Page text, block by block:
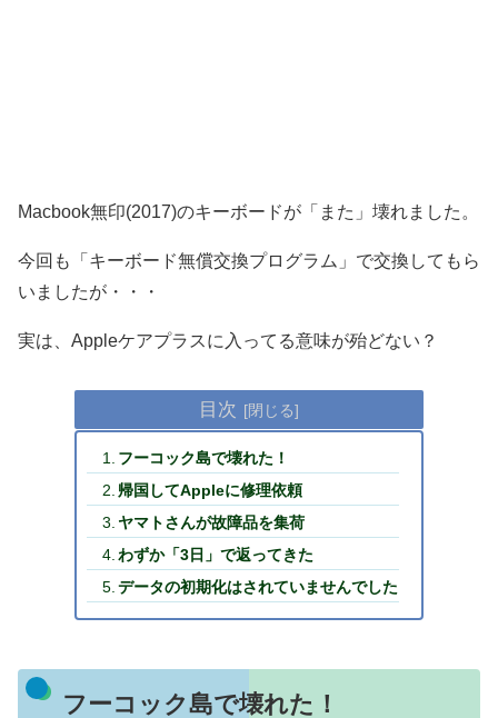
Macbook無印(2017)のキーボードが「また」壊れました。
今回も「キーボード無償交換プログラム」で交換してもら
いましたが・・・
実は、Appleケアプラスに入ってる意味が殆どない？
目次
フーコック島で壊れた！
帰国してAppleに修理依頼
ヤマトさんが故障品を集荷
わずか「3日」で返ってきた
データの初期化はされていませんでした
フーコック島で壊れた！